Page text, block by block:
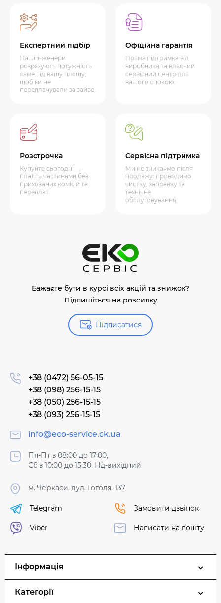
Експертний підбір
Наші інженери
розрахують потужність
саме під вашу площу,
щоб ви не
переплачували за зайве.
Офіційна гарантія
Пряма підтримка від
виробника та власний
сервісний центр для
вашого спокою.
Розстрочка
Купуйте сьогодні —
платіть частинами без
прихованих комісій та
переплат.
Сервісна підтримка
Ми не зникаємо після
продажу: проводимо
чистку, заправку та
технічне
обслуговування
Бажаєте бути в курсі всіх акцій та знижок?
Підпишіться на розсилку
Підписатися
+38 (0472) 56-05-15
+38 (098) 256-15-15
+38 (050) 256-15-15
+38 (093) 256-15-15
info@eco-service.ck.ua
Пн-Пт з 08:00 до 17:00,
Сб з 10:00 до 15:30, Нд-вихідний
м. Черкаси, вул. Гоголя, 137
Telegram
Viber
Замовити дзвінок
Написати на пошту
Інформація
Категорії